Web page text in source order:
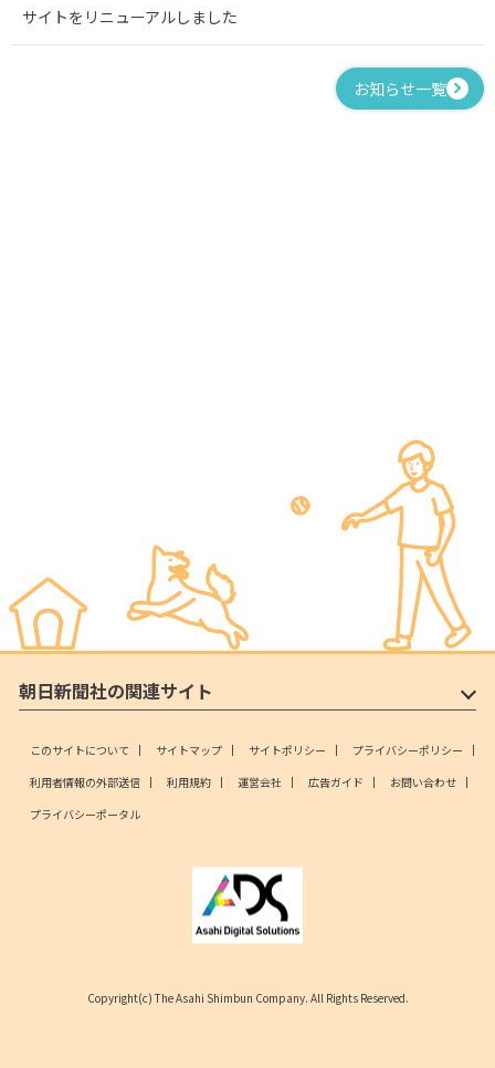
サイトをリニューアルしました
お知らせ一覧
朝日新聞社の関連サイト
このサイトについて サイトマップ サイトポリシー
プライバシーポリシー
利用者情報の外部送信
利用規約 運営会社 広告ガイド
お問い合わせ
プライバシーポータル
Copyright(c) The Asahi Shimbun Company. All Rights Reserved.